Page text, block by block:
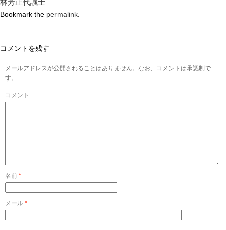
林芳正代議士
Bookmark the permalink
コメントを残す
メールアドレスが公開されることはありません。なお、コメントは承認制で
す。
コメント
名前 *
メール *